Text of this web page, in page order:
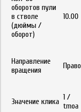
оборотов пули
в стволе
(дюймы /
оборот)
10.00
Направление
вращения
Право
Значение клика 1 /
tmoa